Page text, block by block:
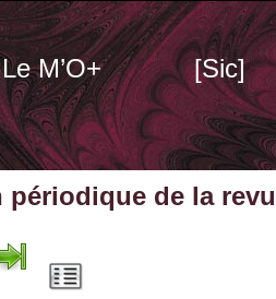
Le M’O+ [Sic]
périodique de la